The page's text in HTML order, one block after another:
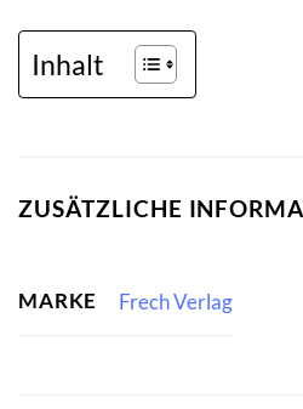
Inhalt
ZUSÄTZLICHE
MARKE Frech Verlag